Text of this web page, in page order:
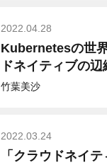
2022.04.28
Kubernetesの世
ドネイティブの
竹葉美沙
2022.03.24
「クラウドネイ